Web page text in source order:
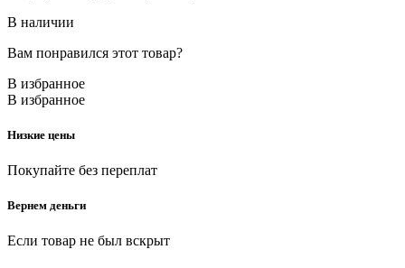
В наличии
Вам понравился этот товар?
В избранное
В избранное
Низкие цены
Покупайте без переплат
Вернем деньги
Если товар не был вскрыт